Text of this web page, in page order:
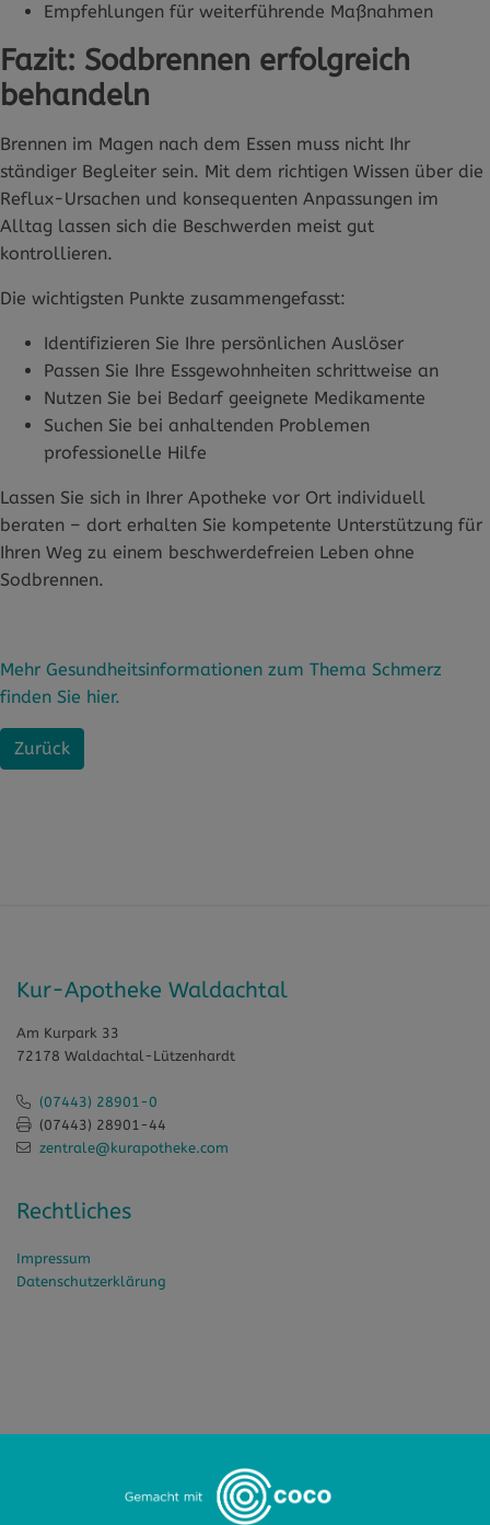
Zurück
Empfehlungen für weiterführende Maßnahmen
Fazit: Sodbrennen erfolgreich
behandeln
Brennen im Magen nach dem Essen muss nicht Ihr
ständiger Begleiter sein. Mit dem richtigen Wissen über die
Reflux-Ursachen und konsequenten Anpassungen im
Alltag lassen sich die Beschwerden meist gut
kontrollieren.
Die wichtigsten Punkte zusammengefasst:
Identifizieren Sie Ihre persönlichen Auslöser
Passen Sie Ihre Essgewohnheiten schrittweise an
Nutzen Sie bei Bedarf geeignete Medikamente
Suchen Sie bei anhaltenden Problemen
professionelle Hilfe
Lassen Sie sich in Ihrer Apotheke vor Ort individuell
beraten – dort erhalten Sie kompetente Unterstützung für
Ihren Weg zu einem beschwerdefreien Leben ohne
Sodbrennen.
Mehr Gesundheitsinformationen zum Thema Schmerz
finden Sie hier.
Kur-Apotheke Waldachtal
Am Kurpark 33
72178 Waldachtal-Lützenhardt
(07443) 28901-0
(07443) 28901-44
zentrale@kurapotheke.com
Rechtliches
Impressum
Datenschutzerklärung